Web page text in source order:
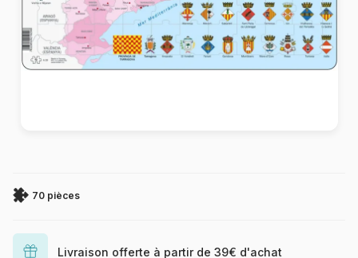
70 pièces
Livraison offerte à partir de 39€ d'achat